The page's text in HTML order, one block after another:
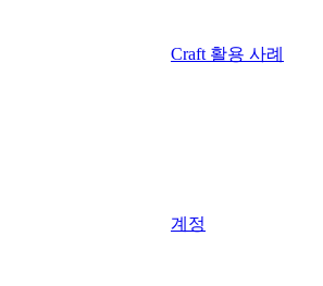
Craft 활용 사례
계정